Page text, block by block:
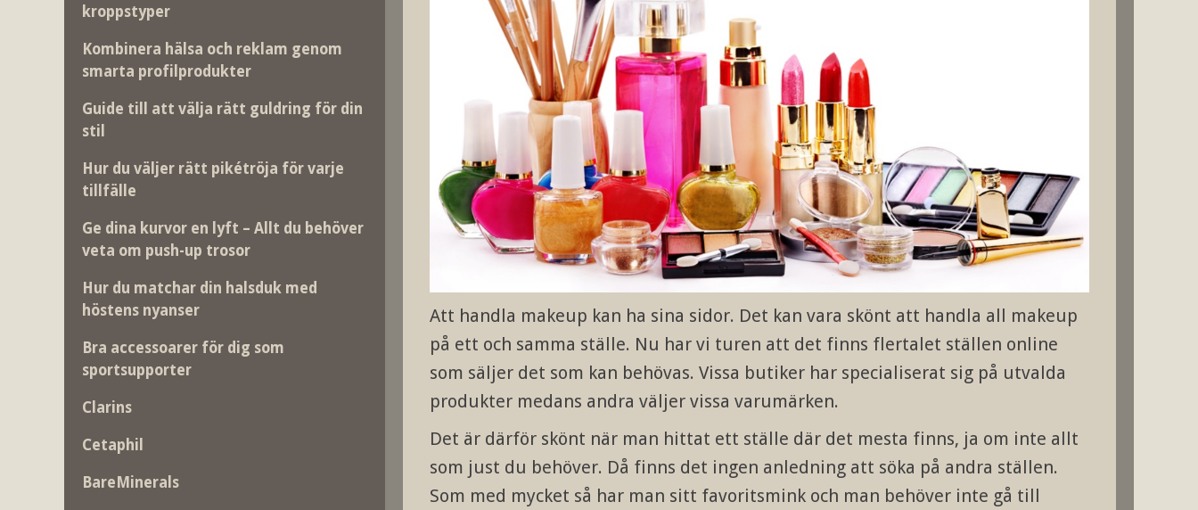
Att handla makeup kan ha sina sidor. Det kan vara skönt att handla all makeup
på ett och samma ställe. Nu har vi turen att det finns flertalet ställen online
som säljer det som kan behövas. Vissa butiker har specialiserat sig på utvalda
produkter medans andra väljer vissa varumärken.
Det är därför skönt när man hittat ett ställe där det mesta finns, ja om inte allt
som just du behöver. Då finns det ingen anledning att söka på andra ställen.
Som med mycket så har man sitt favoritsmink och man behöver inte gå till
kroppstyper
Kombinera hälsa och reklam genom
smarta profilprodukter
Guide till att välja rätt guldring för din
stil
Hur du väljer rätt pikétröja för varje
tillfälle
Ge dina kurvor en lyft – Allt du behöver
veta om push-up trosor
Hur du matchar din halsduk med
höstens nyanser
Bra accessoarer för dig som
sportsupporter
Clarins
Cetaphil
BareMinerals